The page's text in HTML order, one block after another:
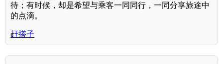
待；有时候，却是希望与乘客一同同行，一同分享旅途中
的点滴。
赶搭子